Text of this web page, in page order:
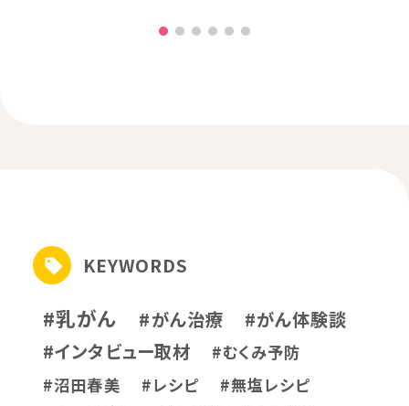
KEYWORDS
#乳がん #がん治療
#がん体験談
#インタビュー取材
#むくみ予防
#沼田春美
#レシピ #無塩レシピ